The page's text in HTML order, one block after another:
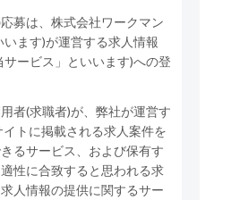
募は、株式会社ワークマン
ます)が運営する求人情報
ービス」といいます)への登
者(求職者)が、弊社が運営す
トに掲載される求人案件を
るサービス、および保有す
性に合致すると思われる求
人情報の提供に関するサー